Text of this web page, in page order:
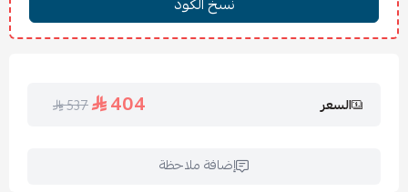
يُجفف في الهواء أو بمجفف على حرارة منخفضة.
يُكوى على حرارة منخفضة مع وضع قماش واقٍ بين المكواة
الأسئلة الشائعة:
الاستخدام على مدار السنة.
هل الألوان ثابتة بعد الغسيل؟
السعر 404
537
إضافة ملاحظة